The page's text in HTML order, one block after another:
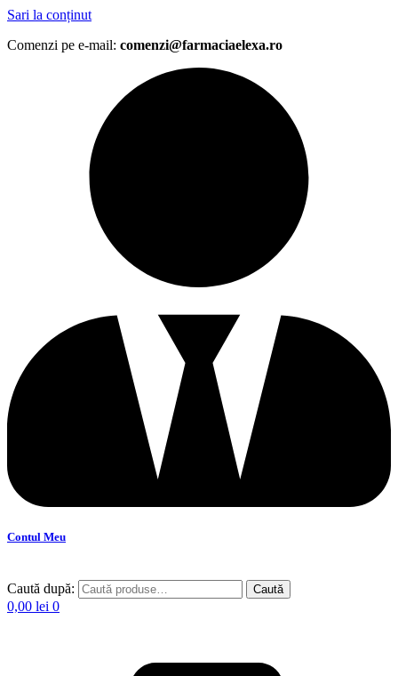
Sari la conținut
Comenzi pe e-mail: comenzi@farmaciaelexa.ro
Contul Meu
Caută după: Caută
0,00 lei 0